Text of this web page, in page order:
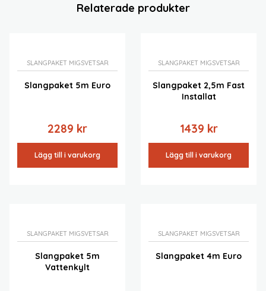
Relaterade produkter
SLANGPAKET MIGSVETSAR
Slangpaket 5m Euro
2289 kr
Lägg till i varukorg
SLANGPAKET MIGSVETSAR
Slangpaket 2,5m Fast
Installat
1439 kr
Lägg till i varukorg
SLANGPAKET MIGSVETSAR
Slangpaket 5m
Vattenkylt
SLANGPAKET MIGSVETSAR
Slangpaket 4m Euro